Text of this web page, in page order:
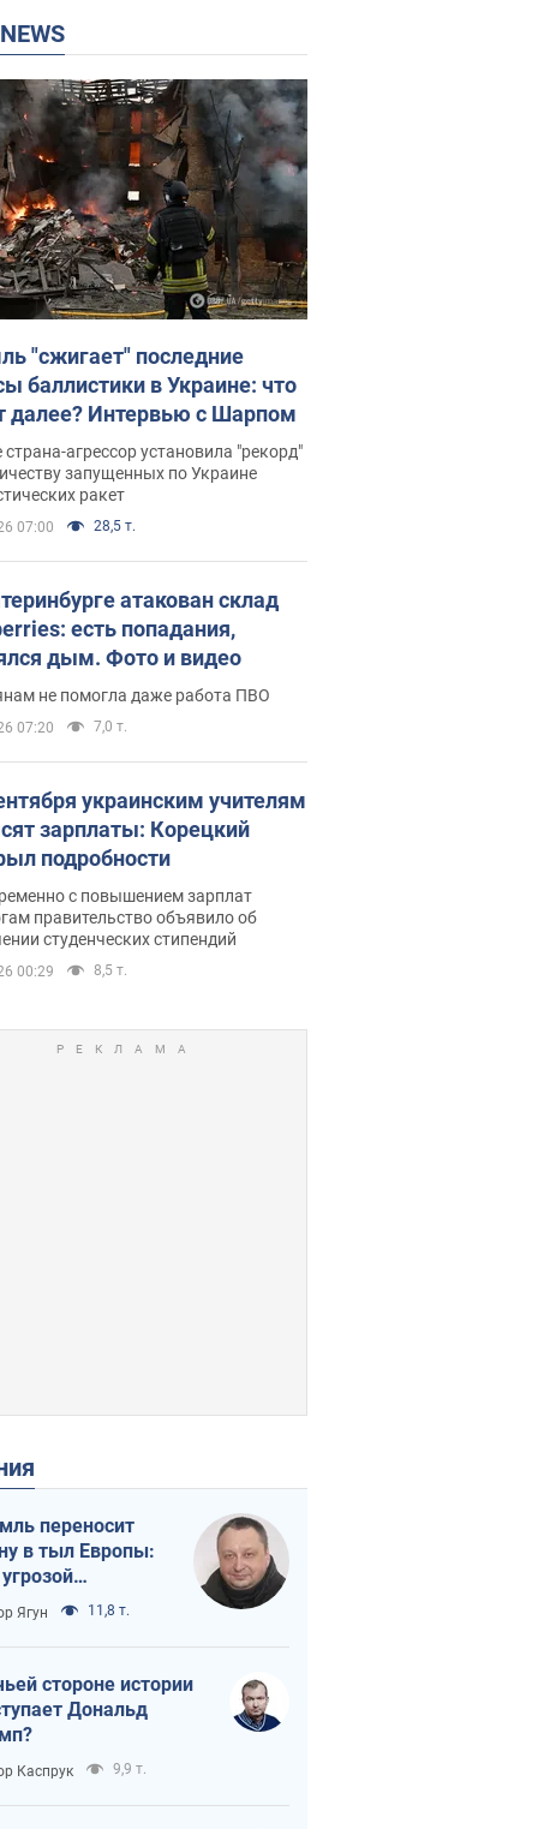
NEWS
"сжигает" последние
баллистики в Украине: что
далее? Интервью с Шарпом
агрессор установила "рекорд"
запущенных по Украине
ракет
07:00 28,5 т.
атакован склад
есть попадания,
дым. Фото и видео
не помогла даже работа ПВО
07:20 7,0 т.
украинским учителям
зарплаты: Корецкий
подробности
с повышением зарплат
правительство объявило об
студенческих стипендий
00:29 8,5 т.
переносит
в тыл Европы:
Ягун 11,8 т.
стороне истории
Дональд
Каспрук 9,9 т.